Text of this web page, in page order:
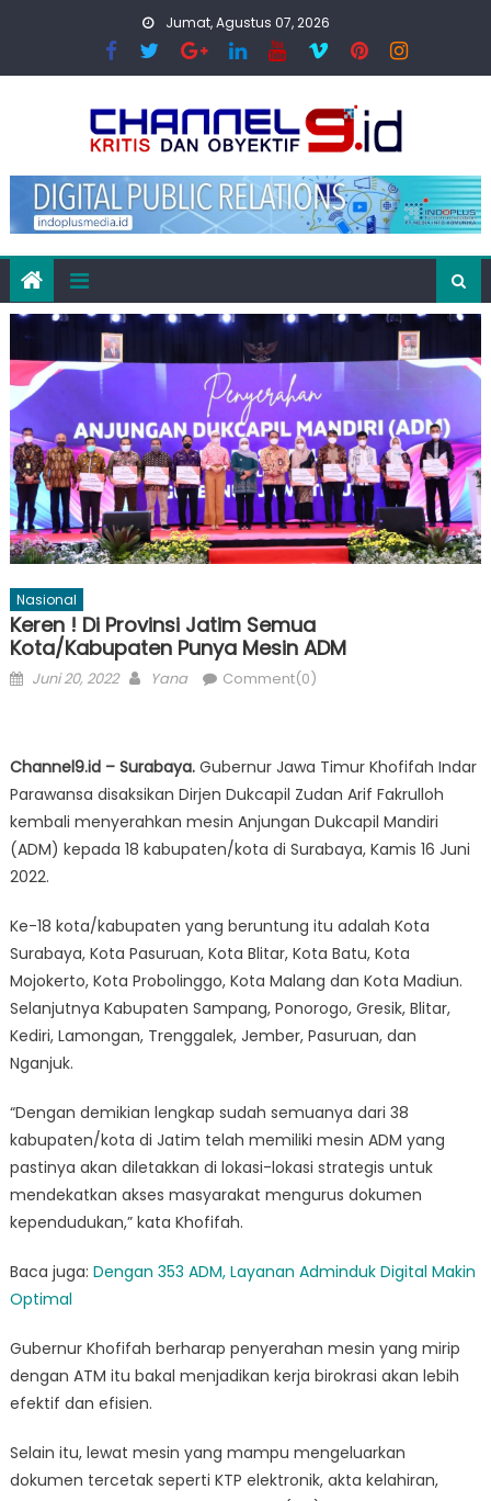
Jumat, Agustus 07, 2026
Nasional
Keren ! Di Provinsi Jatim Semua
Kota/Kabupaten Punya Mesin ADM
Posted
Juni 20, 2022 Author
Yana Comment(0)
Channel9.id – Surabaya. Gubernur Jawa Timur Khofifah Indar
Parawansa disaksikan Dirjen Dukcapil Zudan Arif Fakrulloh
kembali menyerahkan mesin Anjungan Dukcapil Mandiri
(ADM) kepada 18 kabupaten/kota di Surabaya, Kamis 16 Juni
2022.
Ke-18 kota/kabupaten yang beruntung itu adalah Kota
Surabaya, Kota Pasuruan, Kota Blitar, Kota Batu, Kota
Mojokerto, Kota Probolinggo, Kota Malang dan Kota Madiun.
Selanjutnya Kabupaten Sampang, Ponorogo, Gresik, Blitar,
Kediri, Lamongan, Trenggalek, Jember, Pasuruan, dan
Nganjuk.
“Dengan demikian lengkap sudah semuanya dari 38
kabupaten/kota di Jatim telah memiliki mesin ADM yang
pastinya akan diletakkan di lokasi-lokasi strategis untuk
mendekatkan akses masyarakat mengurus dokumen
kependudukan,” kata Khofifah.
Baca juga: Dengan 353 ADM, Layanan Adminduk Digital Makin
Optimal
Gubernur Khofifah berharap penyerahan mesin yang mirip
dengan ATM itu bakal menjadikan kerja birokrasi akan lebih
efektif dan efisien.
Selain itu, lewat mesin yang mampu mengeluarkan
dokumen tercetak seperti KTP elektronik, akta kelahiran,